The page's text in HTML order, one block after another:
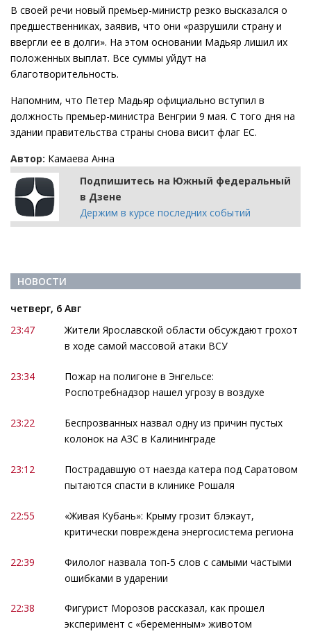
В своей речи новый премьер-министр резко высказался о
предшественниках, заявив, что они «разрушили страну и
ввергли ее в долги». На этом основании Мадьяр лишил их
положенных выплат. Все суммы уйдут на
благотворительность.
Напомним, что Петер Мадьяр официально вступил в
должность премьер-министра Венгрии 9 мая. С того дня на
здании правительства страны снова висит флаг ЕС.
Автор: Камаева Анна
Подпишитесь на Южный федеральный
в Дзене
Держим в курсе последних событий
НОВОСТИ
четверг, 6 Авг
23:47
Жители Ярославской области обсуждают грохот
в ходе самой массовой атаки ВСУ
23:34
Пожар на полигоне в Энгельсе:
Роспотребнадзор нашел угрозу в воздухе
23:22
Беспрозванных назвал одну из причин пустых
колонок на АЗС в Калининграде
23:12
Пострадавшую от наезда катера под Саратовом
пытаются спасти в клинике Рошаля
22:55
«Живая Кубань»: Крыму грозит блэкаут,
критически повреждена энергосистема региона
22:39
Филолог назвала топ-5 слов с самыми частыми
ошибками в ударении
22:38
Фигурист Морозов рассказал, как прошел
эксперимент с «беременным» животом